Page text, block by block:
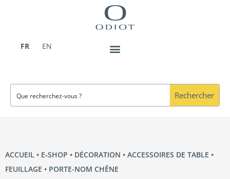
FR
EN
Rechercher
ACCUEIL • E‑SHOP • DÉCORATION • ACCESSOIRES DE TABLE •
FEUILLAGE • PORTE-NOM CHÊNE